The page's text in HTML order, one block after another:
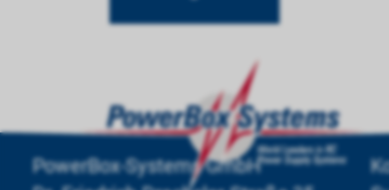
PowerBox-Systems GmbH